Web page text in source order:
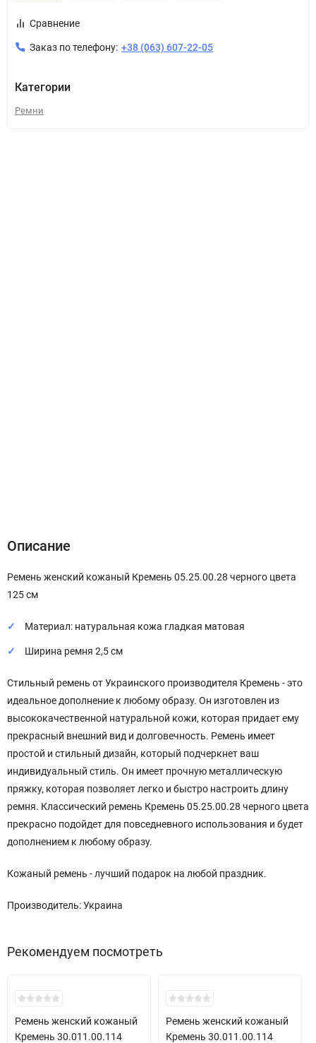
Сравнение
Заказ по телефону: +38 (063) 607-22-05
Категории
Ремни
Описание
Ремень женский кожаный Кремень 05.25.00.28 черного цвета
125 см
Материал: натуральная кожа гладкая матовая
Ширина ремня 2,5 см
Стильный ремень от Украинского производителя Кремень - это
идеальное дополнение к любому образу. Он изготовлен из
высококачественной натуральной кожи, которая придает ему
прекрасный внешний вид и долговечность. Ремень имеет
простой и стильный дизайн, который подчеркнет ваш
индивидуальный стиль. Он имеет прочную металлическую
пряжку, которая позволяет легко и быстро настроить длину
ремня. Классический ремень Кремень 05.25.00.28 черного цвета
прекрасно подойдет для повседневного использования и будет
дополнением к любому образу.
Кожаный ремень - лучший подарок на любой праздник.
Производитель: Украина
Рекомендуем посмотреть
New!
Ремень женский кожаный
Кремень 30.011.00.114
New!
Ремень женский кожаный
Кремень 30.011.00.114